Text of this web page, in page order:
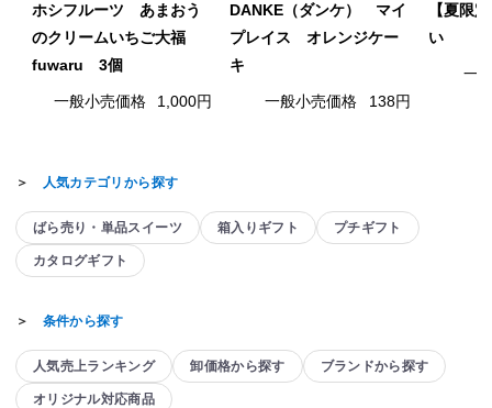
ホシフルーツ あまおう
のクリームいちご大福
fuwaru 3個
一般小売価格 1,000円
DANKE（ダンケ） マイ
プレイス オレンジケー
キ
一般小売価格 138円
【夏限
い
一
＞ 人気カテゴリから探す
ばら売り・単品スイーツ 箱入りギフト プチギフト
カタログギフト
＞ 条件から探す
人気売上ランキング 卸価格から探す ブランドから探す
オリジナル対応商品